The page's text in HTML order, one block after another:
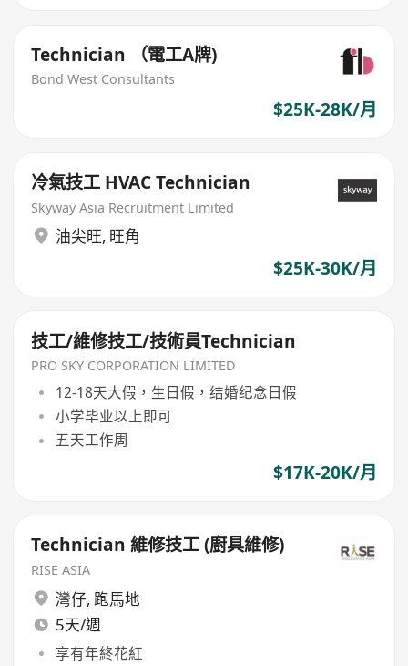
Technician （電工A牌)
Bond West Consultants
$25K-28K/月
冷氣技工 HVAC Technician
Skyway Asia Recruitment Limited
油尖旺, 旺角
$25K-30K/月
技工/維修技工/技術員Technician
PRO SKY CORPORATION LIMITED
12-18天大假，生日假，结婚纪念日假
小学毕业以上即可
五天工作周
$17K-20K/月
Technician 維修技工 (廚具維修)
RISE ASIA
灣仔, 跑馬地
5天/週
享有年終花紅